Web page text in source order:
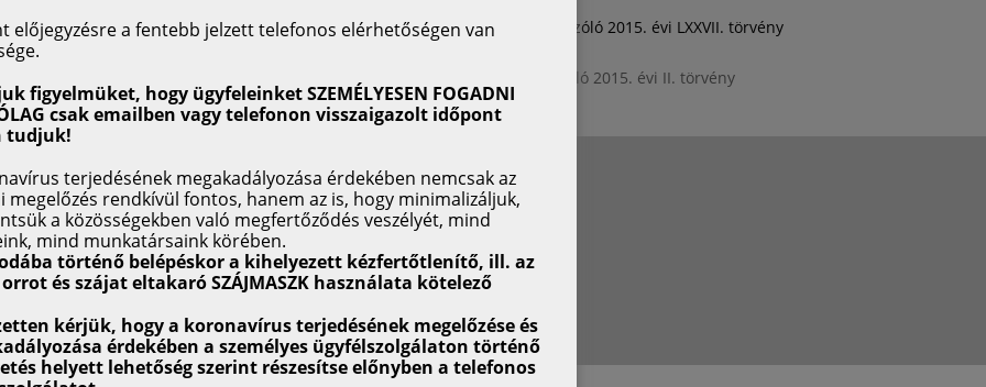
és a kamatszabályokkal kapcsolatos kérdések rendezéséről szóló 2015. évi LXXVII. törvény
összefüggő, valamint egyéb magánjogi tárgyú törvények módosításáról szóló 2015. évi II. törvény
HASZNOS LINKEK
http://felugyelet.mnb.hu
http://www.mbvk.hu
http://www.mokk.hu
http://www.foe.hu
előjegyzésre a fentebb jelzett telefonos elérhetőségen van
figyelmüket, hogy ügyfeleinket SZEMÉLYESEN FOGADNI
csak emailben vagy telefonon visszaigazolt időpont
tudjuk!
terjedésének megakadályozása érdekében nemcsak az
megelőzés rendkívül fontos, hanem az is, hogy minimalizáljuk,
a közösségekben való megfertőződés veszélyét, mind
mind munkatársaink körében.
történő belépéskor a kihelyezett kézfertőtlenítő, ill. az
orrot és szájat eltakaró SZÁJMASZK használata kötelező
kérjük, hogy a koronavírus terjedésének megelőzése és
érdekében a személyes ügyfélszolgálaton történő
helyett lehetőség szerint részesítse előnyben a telefonos